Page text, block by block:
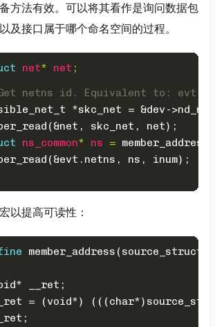
方法有效。可以将其看作是询问数据包
及接口属于哪个命名空间的过程。
net* net ;
netns id. Equivalent to:
*skc_net = &dev-
skc_net, net);
ns_common* ns =
ns, inum);
以提高可读性：
member_address(source_struct,
__ret;
= (void*)